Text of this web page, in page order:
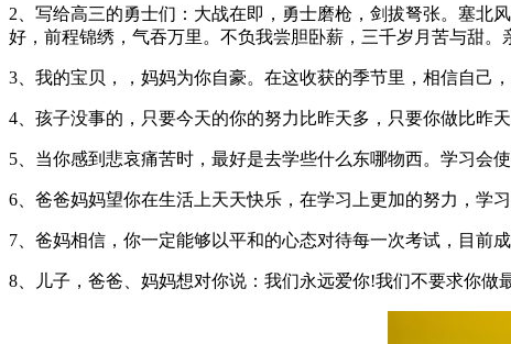
2、写给高三的勇士们：大战在即，勇士磨枪，剑拔弩张。塞北
好，前程锦绣，气吞万里。不负我尝胆卧薪，三千岁月苦与甜。
3、我的宝贝，，妈妈为你自豪。在这收获的季节里，相信自己
4、孩子没事的，只要今天的你的努力比昨天多，只要你做比昨天
5、当你感到悲哀痛苦时，最好是去学些什么东哪物西。学习会
6、爸爸妈妈望你在生活上天天快乐，在学习上更加的努力，学习
7、爸妈相信，你一定能够以平和的心态对待每一次考试，目前
8、儿子，爸爸、妈妈想对你说：我们永远爱你!我们不要求你做